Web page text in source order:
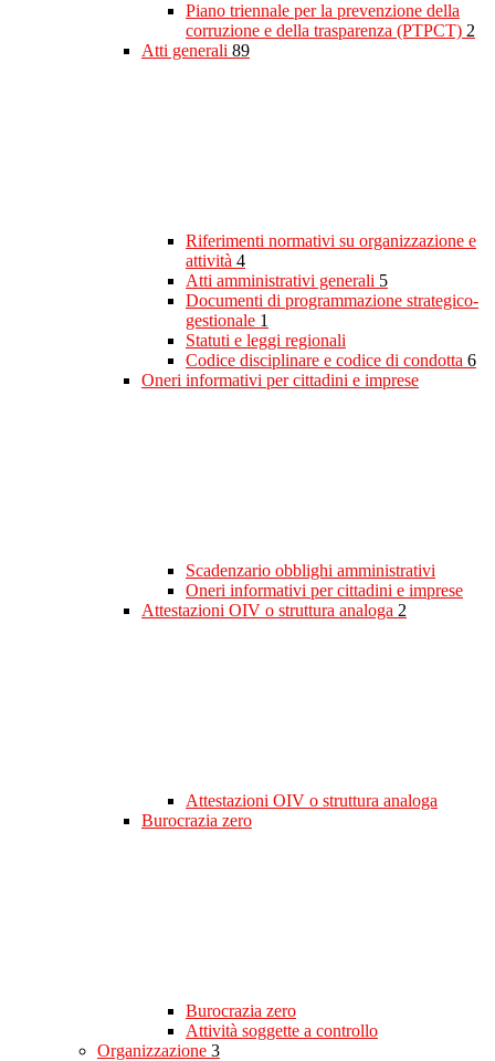
Piano triennale per la prevenzione della
corruzione e della trasparenza (PTPCT) 2
Atti generali 89
Riferimenti normativi su organizzazione e
attività 4
Atti amministrativi generali 5
Documenti di programmazione strategico-
gestionale 1
Statuti e leggi regionali
Codice disciplinare e codice di condotta 6
Oneri informativi per cittadini e imprese
Scadenzario obblighi amministrativi
Oneri informativi per cittadini e imprese
Attestazioni OIV o struttura analoga 2
Attestazioni OIV o struttura analoga
Burocrazia zero
Burocrazia zero
Attività soggette a controllo
Organizzazione 3